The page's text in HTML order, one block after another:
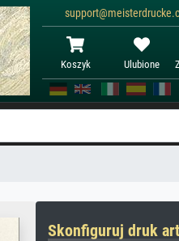
Koszyk Ulubione
Skonfiguruj druk